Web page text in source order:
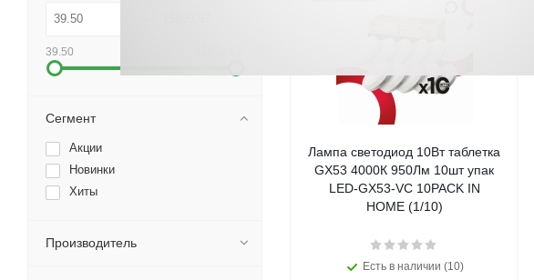
Лампа светодиод 10Вт таблетка
GX53 4000К 950Лм 10шт упак
LED-GX53-VC 10PACK IN
HOME (1/10)
Есть в наличии (10)
39.50
Сегмент
Акции
Новинки
Хиты
Производитель